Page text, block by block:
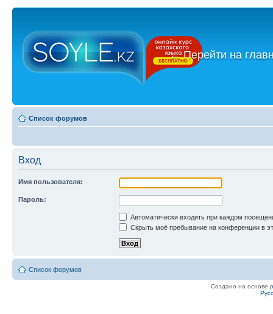
←Перейти на
Список форумов
Вход
Имя пользователя:
Пароль:
Автоматически входить при каждом
Скрыть моё пребывание на конференции в
Список форумов
Создано на основе